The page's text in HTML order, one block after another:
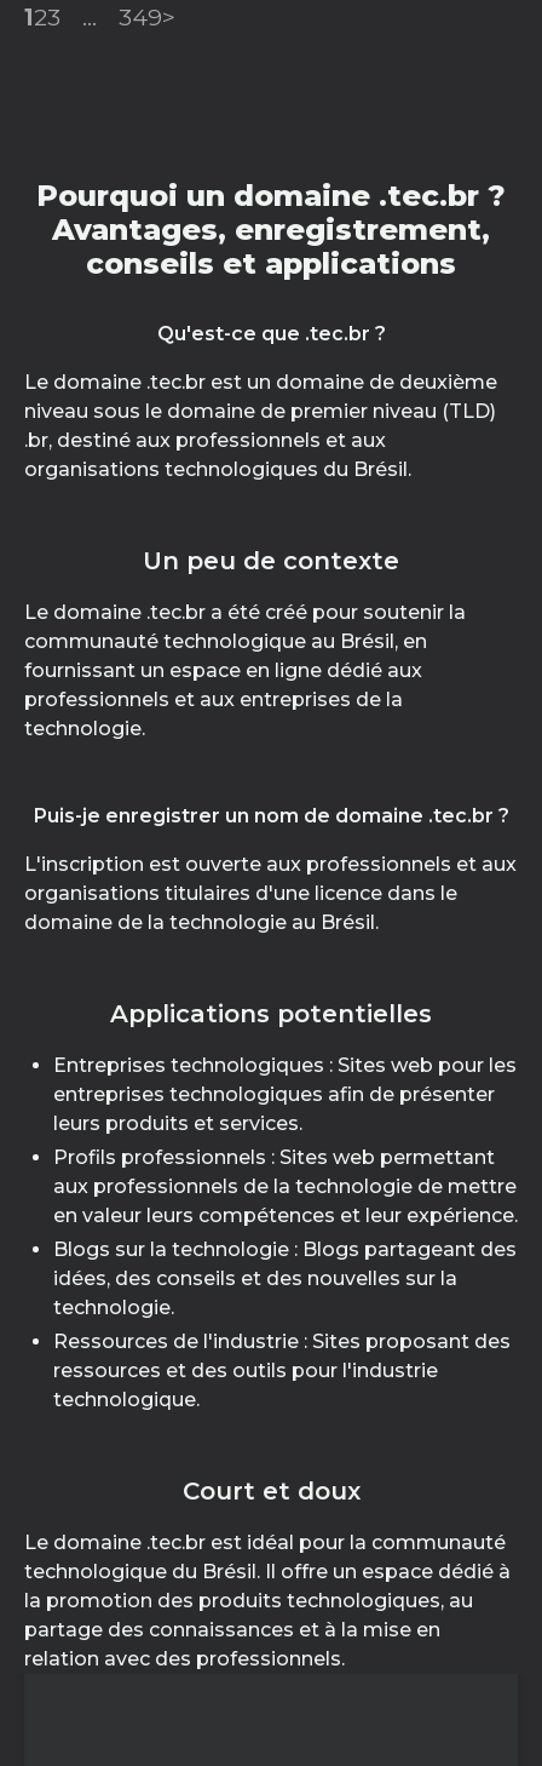
123 ... 349>
Pourquoi un domaine .tec.br ?
Avantages, enregistrement,
conseils et applications
Qu'est-ce que .tec.br ?
Le domaine .tec.br est un domaine de deuxième
niveau sous le domaine de premier niveau (TLD)
.br, destiné aux professionnels et aux
organisations technologiques du Brésil.
Un peu de contexte
Le domaine .tec.br a été créé pour soutenir la
communauté technologique au Brésil, en
fournissant un espace en ligne dédié aux
professionnels et aux entreprises de la
technologie.
Puis-je enregistrer un nom de domaine .tec.br ?
L'inscription est ouverte aux professionnels et aux
organisations titulaires d'une licence dans le
domaine de la technologie au Brésil.
Applications potentielles
Entreprises technologiques : Sites web pour les
entreprises technologiques afin de présenter
leurs produits et services.
Profils professionnels : Sites web permettant
aux professionnels de la technologie de mettre
en valeur leurs compétences et leur expérience.
Blogs sur la technologie : Blogs partageant des
idées, des conseils et des nouvelles sur la
technologie.
Ressources de l'industrie : Sites proposant des
ressources et des outils pour l'industrie
technologique.
Court et doux
Le domaine .tec.br est idéal pour la communauté
technologique du Brésil. Il offre un espace dédié à
la promotion des produits technologiques, au
partage des connaissances et à la mise en
relation avec des professionnels.